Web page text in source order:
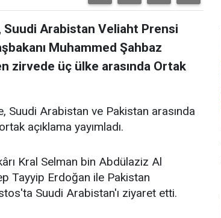
Suudi Arabistan Veliaht Prensi
Muhammed Şahbaz
zirvede üç ülke arasında Ortak
Suudi Arabistan ve Pakistan arasında
açıklama yayımladı.
Kral Selman bin Abdülaziz Al
Tayyip Erdoğan ile Pakistan
Suudi Arabistan'ı ziyaret etti.